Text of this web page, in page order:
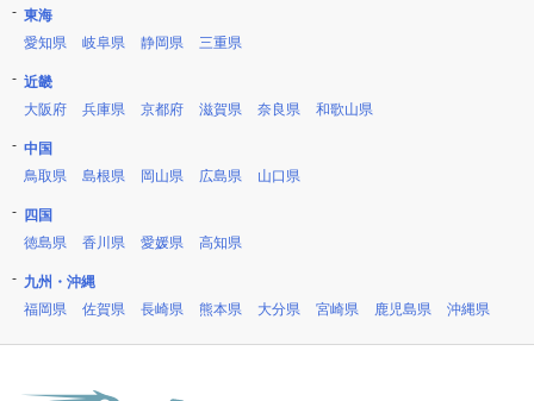
東海
愛知県
岐阜県 静岡県 三重県
近畿
大阪府
兵庫県 京都府 滋賀県 奈良県 和歌山県
中国
鳥取県
島根県 岡山県 広島県 山口県
四国
徳島県
香川県 愛媛県 高知県
九州・沖縄
福岡県
佐賀県 長崎県 熊本県 大分県 宮崎県 鹿児島県 沖縄県